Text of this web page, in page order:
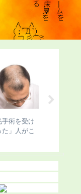
手術を受け
」人がこ